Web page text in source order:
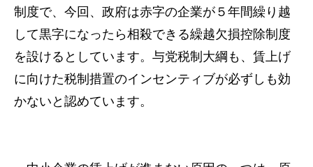
制度で、今回、政府は赤字の企業が５年間繰り越
して黒字になったら相殺できる繰越欠損控除制度
を設けるとしています。与党税制大綱も、賃上げ
に向けた税制措置のインセンティブが必ずしも効
かないと認めています。